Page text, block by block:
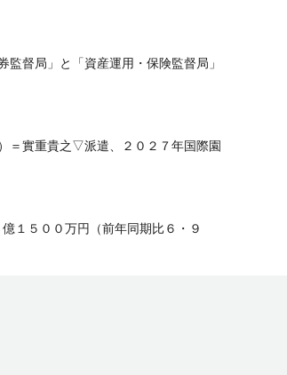
督局」と「資産運用・保険監督局」
＝實重貴之▽派遣、２０２７年国際園
１５００万円（前年同期比６・９